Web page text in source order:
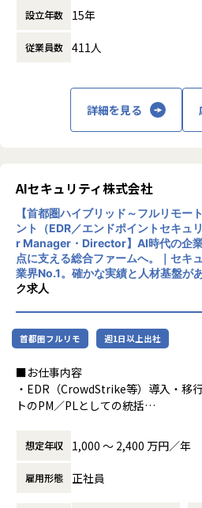
■担当頂きたいミッション
ス機会を創出する
・アカウントプランを策定し、営業
・ステアリングコミッティを通じた
・顧客と「共に事業を創る」経験がで
-単発案件ではなく、中長期視点で
関与できます。
・大手企業の意思決定層と直接対峙
-ステアリングコミッティ等を通じ
意形成をリードします。
・裁量の大きいアカウント経営に近い
-アカウントプラン策定から案件創
で関われます。
・技術に縛られず価値創出に集中でき
せる環境です。
・セカンドキャリアとしてのフィッ
-ラインマネジメント経験を活かし
■組織紹介（アカウントマネジメン
する立場にスコープを
顧客の大半は大手企業
■Mission：専門性と
ズに応えるため、私た
ナルサービスの大衆
掲げております。高
力、深い経験から得
な分析力をハイクオ
供することで、企業
ることを私たちは使命
■Vision：100年企業
私たちはビジョンとし
造」を掲げて、理想企
想企業とは「他者貢
展する企業です。そ
ける会社が「100年企
ことに最大の意義をも
設立年数 15年
従業員数 411人
詳細を見る
AIセキュリティ株式会社
【首都圏ハイブリッド～フルリモー
ント（EDR／エンドポイントセキ
r Manager・Director】AI時代の企
点に支える総合ファームへ。｜セキ
業界No.1。確かな実績と人材基盤があ
ク求人
首都圏フルリモ 週1日以上出社
■お仕事内容
・EDR（CrowdStrike等）導入・移
トのPM／PLとしての統括
の構想策定、設計のリード
・SOC／MDR運用設計、インシデン
支援
・検知ルール・運用プロセスの高度
想定年収 1,000 〜 2,400 万円／年
雇用形態 正社員